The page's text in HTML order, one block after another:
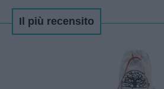
Il più recensito